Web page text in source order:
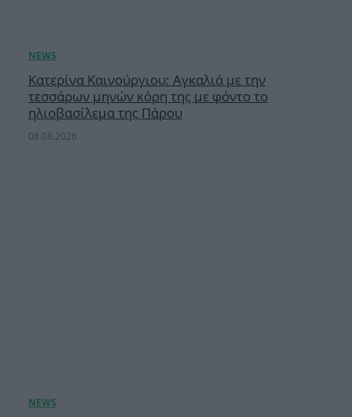
Κατερίνα Καινούργιου: Αγκαλιά με την
τεσσάρων μηνών κόρη της με φόντο το
ηλιοβασίλεμα της Πάρου
08.08.2026